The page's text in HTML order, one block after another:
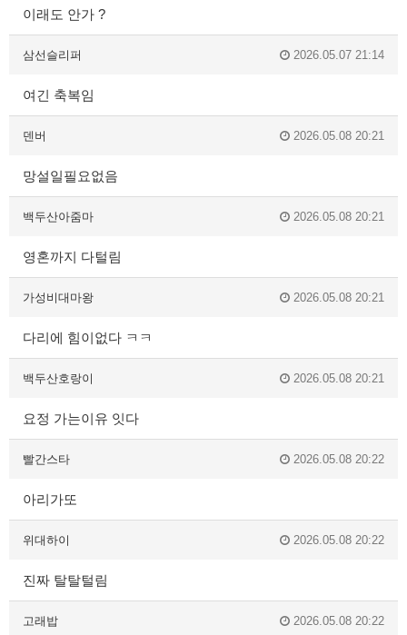
이래도 안가 ?
삼선슬리퍼 2026.05.07 21:14
여긴 축복임
덴버 2026.05.08 20:21
망설일필요없음
백두산아줌마 2026.05.08 20:21
영혼까지 다털림
가성비대마왕 2026.05.08 20:21
다리에 힘이없다 ㅋㅋ
백두산호랑이 2026.05.08 20:21
요정 가는이유 잇다
빨간스타 2026.05.08 20:22
아리가또
위대하이 2026.05.08 20:22
진짜 탈탈털림
고래밥 2026.05.08 20:22